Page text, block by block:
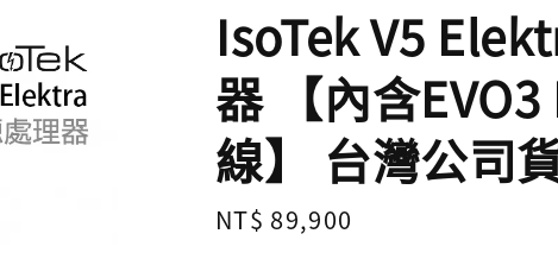
IsoTek V5
器 【內含
線】 台灣公司
Regular
NT$ 89,900